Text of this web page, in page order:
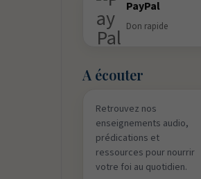
PayPal
Don rapide
A écouter
Retrouvez nos
enseignements audio,
prédications et
ressources pour nourrir
votre foi au quotidien.